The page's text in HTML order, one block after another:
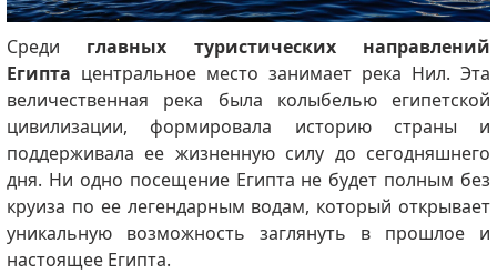
Среди главных туристических направлений
Египта центральное место занимает река Нил. Эта
величественная река была колыбелью египетской
цивилизации, формировала историю страны и
поддерживала ее жизненную силу до сегодняшнего
дня. Ни одно посещение Египта не будет полным без
круиза по ее легендарным водам, который открывает
уникальную возможность заглянуть в прошлое и
настоящее Египта.